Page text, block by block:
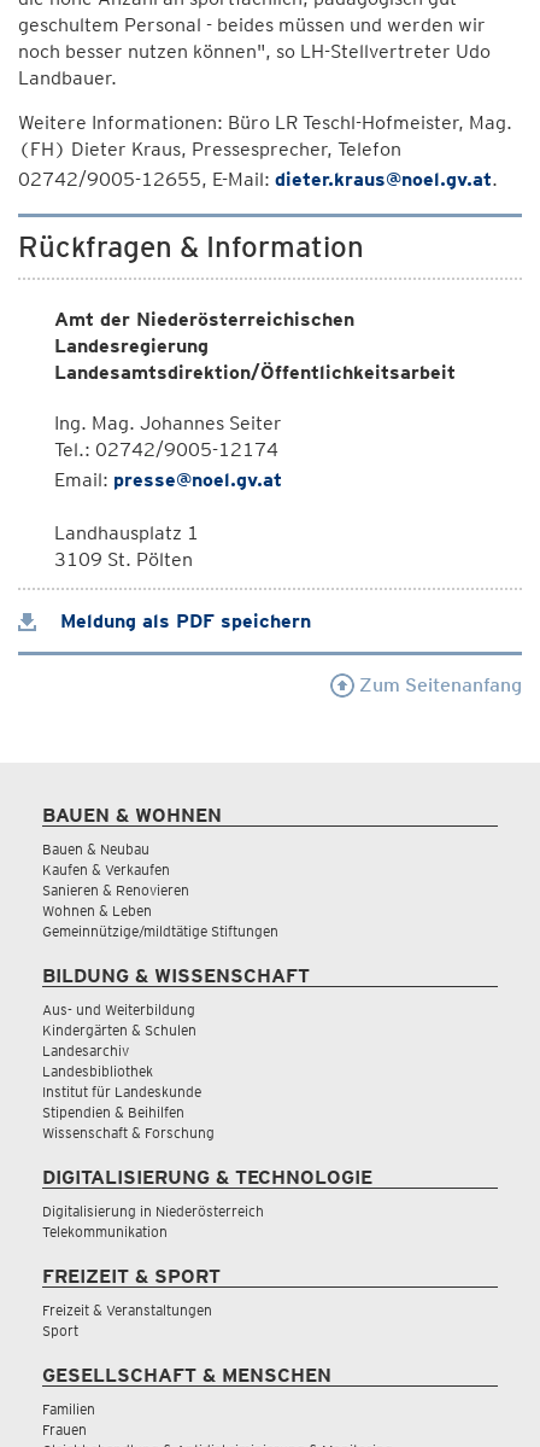
geschultem Personal - beides müssen und werden wir
noch besser nutzen können", so LH-Stellvertreter Udo
Landbauer.
Weitere Informationen: Büro LR Teschl-Hofmeister, Mag.
(FH) Dieter Kraus, Pressesprecher, Telefon
02742/9005-12655, E-Mail: dieter.kraus@noel.gv.at.
Rückfragen & Information
Amt der Niederösterreichischen
Landesregierung
Landesamtsdirektion/Öffentlichkeitsarbeit
Ing. Mag. Johannes Seiter
Tel.: 02742/9005-12174
Email: presse@noel.gv.at
Landhausplatz 1
3109 St. Pölten
Meldung als PDF speichern
Zum Seitenanfang
BAUEN & WOHNEN
Bauen & Neubau
Kaufen & Verkaufen
Sanieren & Renovieren
Wohnen & Leben
Gemeinnützige/mildtätige Stiftungen
BILDUNG & WISSENSCHAFT
Aus- und Weiterbildung
Kindergärten & Schulen
Landesarchiv
Landesbibliothek
Institut für Landeskunde
Stipendien & Beihilfen
Wissenschaft & Forschung
DIGITALISIERUNG & TECHNOLOGIE
Digitalisierung in Niederösterreich
Telekommunikation
FREIZEIT & SPORT
Freizeit & Veranstaltungen
Sport
GESELLSCHAFT & MENSCHEN
Familien
Frauen